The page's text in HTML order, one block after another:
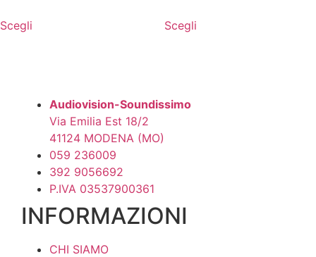
Scegli
opzioni
possono
essere
scelte
nella
del
Scegliprodotto
Audiovision-Soundissimo
Via Emilia Est 18/2
41124 MODENA (MO)
059 236009
392 9056692
P.IVA 03537900361
INFORMAZIONI
CHI SIAMO